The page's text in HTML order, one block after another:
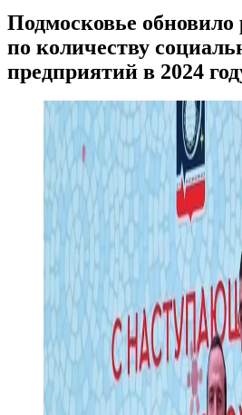
Подмосковье обновило
по количеству
предприятий в 2024